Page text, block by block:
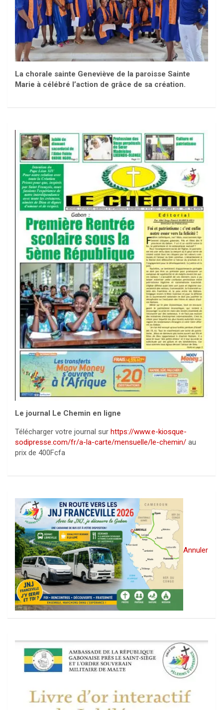
La chorale sainte Geneviève de la paroisse Sainte
Marie à célébré l’action de grâce de sa création.
Le journal Le Chemin en ligne
Télécharger votre journal sur https://www.e-kiosque-
sodipresse.com/fr/a-la-carte/mensuelle/le-chemin/ au
prix de 400Fcfa
Annuler